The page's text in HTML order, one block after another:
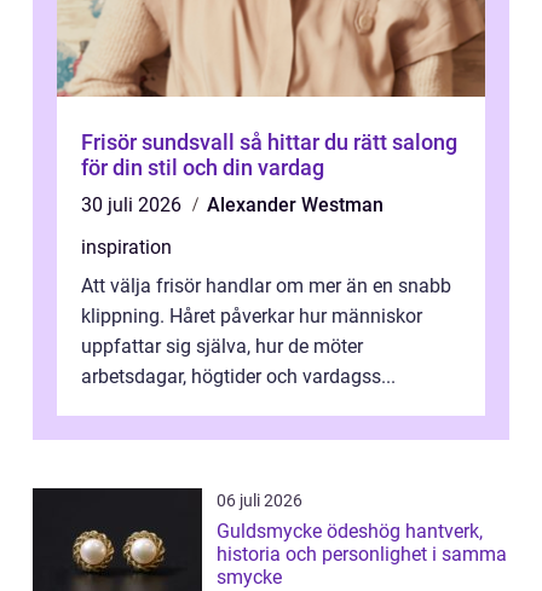
Frisör sundsvall så hittar du rätt salong
för din stil och din vardag
30 juli 2026
Alexander Westman
inspiration
Att välja frisör handlar om mer än en snabb
klippning. Håret påverkar hur människor
uppfattar sig själva, hur de möter
arbetsdagar, högtider och vardagss...
06 juli 2026
Guldsmycke ödeshög hantverk,
historia och personlighet i samma
smycke